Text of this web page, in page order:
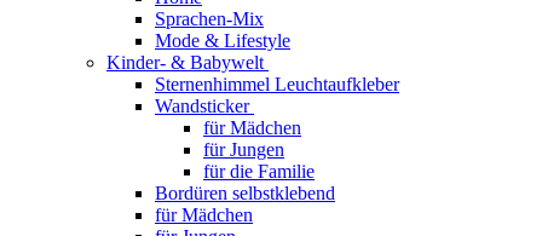
Sprachen-Mix
Mode & Lifestyle
Kinder- & Babywelt
Sternenhimmel Leuchtaufkleber
Wandsticker
für Mädchen
für Jungen
für die Familie
Bordüren selbstklebend
für Mädchen